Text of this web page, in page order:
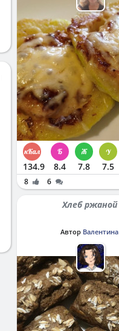
134.9 8.4 7.8 7.5
8 6
Хлеб ржаной
Автор Валентина